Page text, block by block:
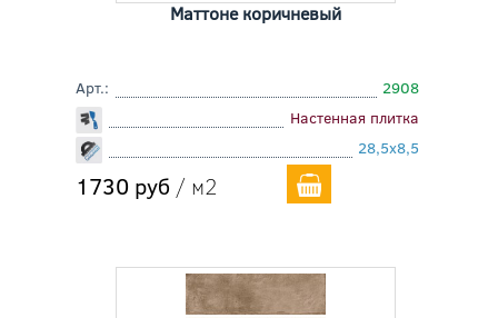
Маттоне коричневый
Арт.:
2908
Настенная плитка
28,5x8,5
1730 руб / м2